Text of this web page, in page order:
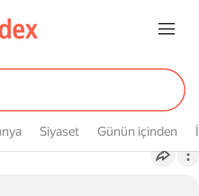
Siyaset Günün içinden